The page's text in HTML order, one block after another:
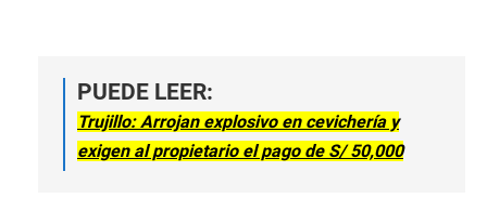
PUEDE LEER:
Trujillo: Arrojan explosivo en cevichería y
exigen al propietario el pago de S/ 50,000